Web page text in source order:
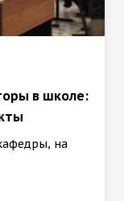
в школе:
на